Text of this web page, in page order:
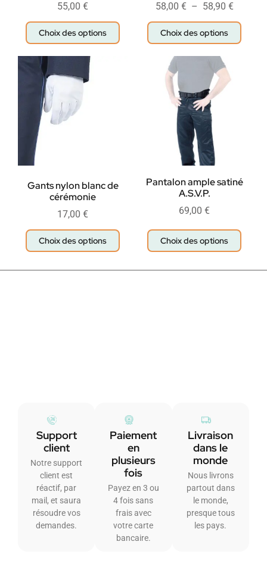
55,00 €
Choix des options
58,00 € – 58,90 €
Choix des options
Gants nylon blanc de
cérémonie
17,00 €
Choix des options
Pantalon ample satiné
A.S.V.P.
69,00 €
Choix des options
Support
client
Notre support
client est
réactif, par
mail, et saura
résoudre vos
demandes.
Paiement
en
plusieurs
fois
Payez en 3 ou
4 fois sans
frais avec
votre carte
bancaire.
Livraison
dans le
monde
Nous livrons
partout dans
le monde,
presque tous
les pays.